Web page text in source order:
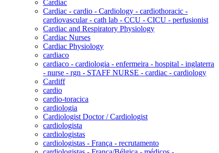
Cardiac
Cardiac - cardio - Cardiology - cardiothoracic -
cardiovascular - cath lab - CCU - CICU - perfusionist
Cardiac and Respiratory Physiology
Cardiac Nurses
Cardiac Physiology
cardiaco
cardiaco - cardiologia - enfermeira - hospital - inglaterra
- nurse - rgn - STAFF NURSE - cardiac - cardiology
Cardiff
cardio
cardio-toracica
cardiologia
Cardiologist Doctor / Cardiologist
cardiologista
cardiologistas
cardiologistas - França - recrutamento